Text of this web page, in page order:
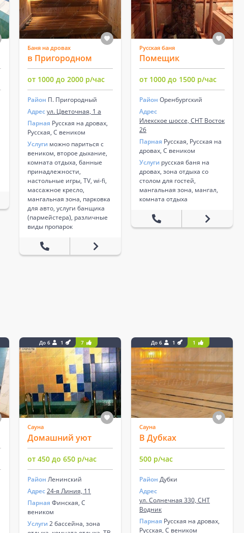
Баня на дровах
в Пригородном
от 1000 до 2000 р/час
Район П. Пригородный
Адресул. Цветочная, 1 а
Парная Русская на дровах,
Русская, С веником
Услуги можно париться с
веником, второе дыхание,
комната отдыха, банные
принадлежности,
настольные игры, TV, wi-fi,
массажное кресло,
мангальная зона, парковка
для авто, услуги банщика
(пармейстера), различные
виды пропарок
Русская баня
Помещик
от 1000 до 1500 р/час
Район Оренбургский
Адрес
Илекское шоссе, СНТ Восток
26
Парная Русская, Русская на
дровах, С веником
Услуги русская баня на
дровах, зона отдыха со
столом для гостей,
мангальная зона, мангал,
комната отдыха
До 6 1 7
Сауна
Домашний уют
от 450 до 650 р/час
Район Ленинский
Адрес24-я Линия, 11
Парная Финская, С
веником
Услуги 2 бассейна, зона
До 6 1 1
Сауна
В Дубках
500 р/час
Район Дубки
Адрес
ул. Солнечная 330, СНТ
Водник
Парная Русская на дровах,
Русская, С веником